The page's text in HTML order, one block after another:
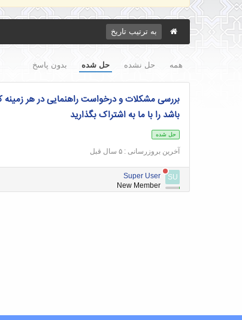
به ترتیب تاریخ
همه حل نشده حل شده بدون پاسخ
بررسی مشکلات و درخواست راهنمایی در هر
باشد را با ما به اشتراک بگذارید
حل شده
آخرین بروزرسانی : ۵ سال قبل
SU
Super User
New Member